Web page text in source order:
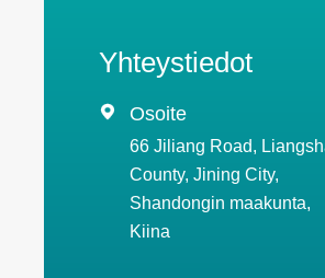
Yhteystiedot
 Osoite
66 Jiliang Road,
County, Jining City,
Shandongin maakunta,
Kiina